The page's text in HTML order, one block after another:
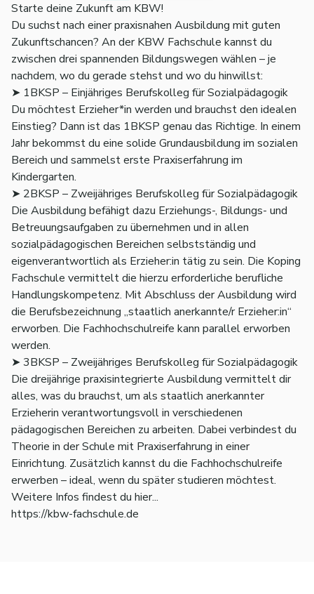
Starte deine Zukunft am KBW!
Du suchst nach einer praxisnahen Ausbildung mit guten
Zukunftschancen? An der KBW Fachschule kannst du
zwischen drei spannenden Bildungswegen wählen – je
nachdem, wo du gerade stehst und wo du hinwillst:
➤ 1BKSP – Einjähriges Berufskolleg für Sozialpädagogik
Du möchtest Erzieher*in werden und brauchst den idealen
Einstieg? Dann ist das 1BKSP genau das Richtige. In einem
Jahr bekommst du eine solide Grundausbildung im sozialen
Bereich und sammelst erste Praxiserfahrung im
Kindergarten.
➤ 2BKSP – Zweijähriges Berufskolleg für Sozialpädagogik
Die Ausbildung befähigt dazu Erziehungs-, Bildungs- und
Betreuungsaufgaben zu übernehmen und in allen
sozialpädagogischen Bereichen selbstständig und
eigenverantwortlich als Erzieher:in tätig zu sein. Die Koping
Fachschule vermittelt die hierzu erforderliche berufliche
Handlungskompetenz. Mit Abschluss der Ausbildung wird
die Berufsbezeichnung „staatlich anerkannte/r Erzieher:in“
erworben. Die Fachhochschulreife kann parallel erworben
werden.
➤ 3BKSP – Zweijähriges Berufskolleg für Sozialpädagogik
Die dreijährige praxisintegrierte Ausbildung vermittelt dir
alles, was du brauchst, um als staatlich anerkannter
Erzieherin verantwortungsvoll in verschiedenen
pädagogischen Bereichen zu arbeiten. Dabei verbindest du
Theorie in der Schule mit Praxiserfahrung in einer
Einrichtung. Zusätzlich kannst du die Fachhochschulreife
erwerben – ideal, wenn du später studieren möchtest.
Weitere Infos findest du hier...
https://kbw-fachschule.de